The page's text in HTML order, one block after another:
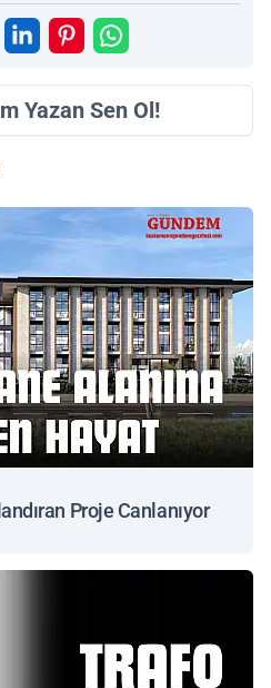
Yazan Sen Ol!
Proje Canlanıyor